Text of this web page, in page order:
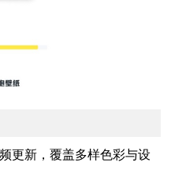
更新，覆盖多样色彩与设